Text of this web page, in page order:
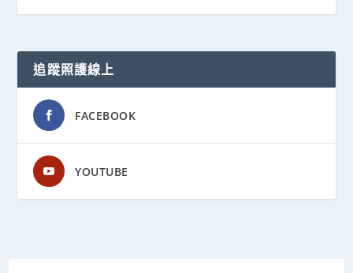
追蹤照護線上
FACEBOOK
YOUTUBE